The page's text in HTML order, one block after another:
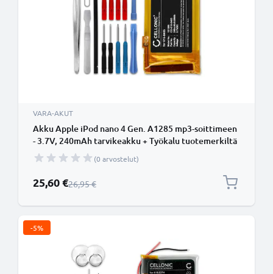
VARA-AKUT
Akku Apple iPod nano 4 Gen. A1285 mp3-soittimeen
- 3.7V, 240mAh tarvikeakku + Työkalu tuotemerkiltä
CELLONIC
(0 arvostelut)
Erikoishinta
25,60 €Normaali hinta
26,95 €
-5%